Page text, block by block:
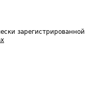
зарегистрированной